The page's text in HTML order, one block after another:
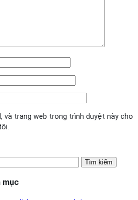
và trang web trong trình duyệt này cho
mục